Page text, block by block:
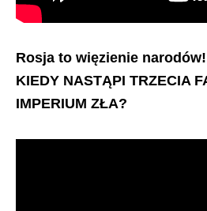
Rosja to więzienie narodów!
KIEDY NASTĄPI TRZECIA
IMPERIUM ZŁA?